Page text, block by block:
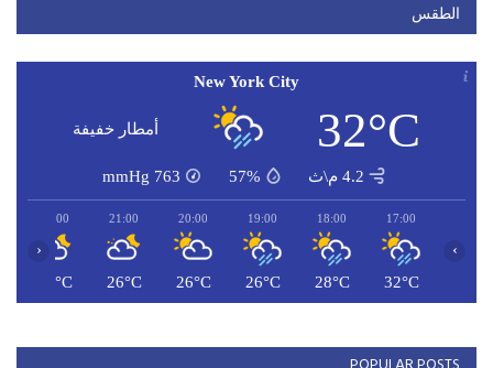
الطقس
New York City
32°C أمطار خفيفة
4.2 م\ث 57%
763
mmHg
17:00
32°C
18:00
28°C
19:00
26°C
20:00
26°C
21:00
26°C
22:00
26°C
‹ ›